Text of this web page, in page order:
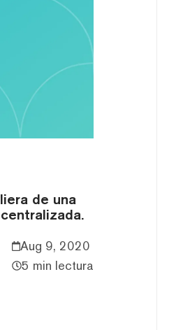
de una
Aug 9, 2020
5 min lectura